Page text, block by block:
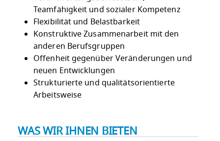
Teamfähigkeit und sozialer Kompetenz
Flexibilität und Belastbarkeit
Konstruktive Zusammenarbeit mit den
anderen Berufsgruppen
Offenheit gegenüber Veränderungen und
neuen Entwicklungen
Strukturierte und qualitätsorientierte
Arbeitsweise
WAS WIR IHNEN BIETEN